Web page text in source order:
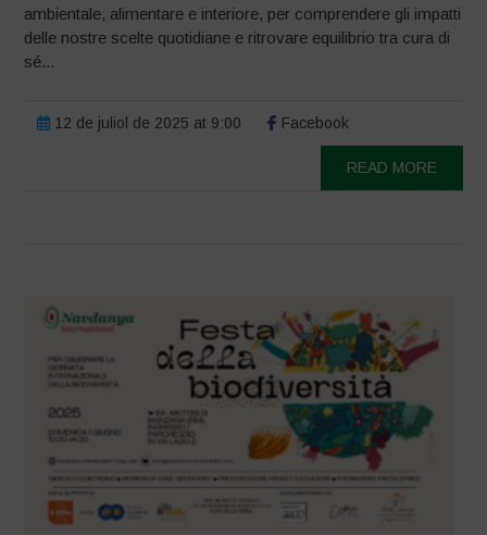
ambientale, alimentare e interiore, per comprendere gli impatti
delle nostre scelte quotidiane e ritrovare equilibrio tra cura di
sé...
12 de juliol de 2025 at 9:00 Facebook
READ MORE